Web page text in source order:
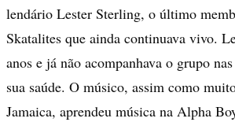
lendário Lester Sterling, o último
Skatalites que ainda continuava vivo.
anos e já não acompanhava o grupo
sua saúde. O músico, assim como
Jamaica, aprendeu música na Alpha